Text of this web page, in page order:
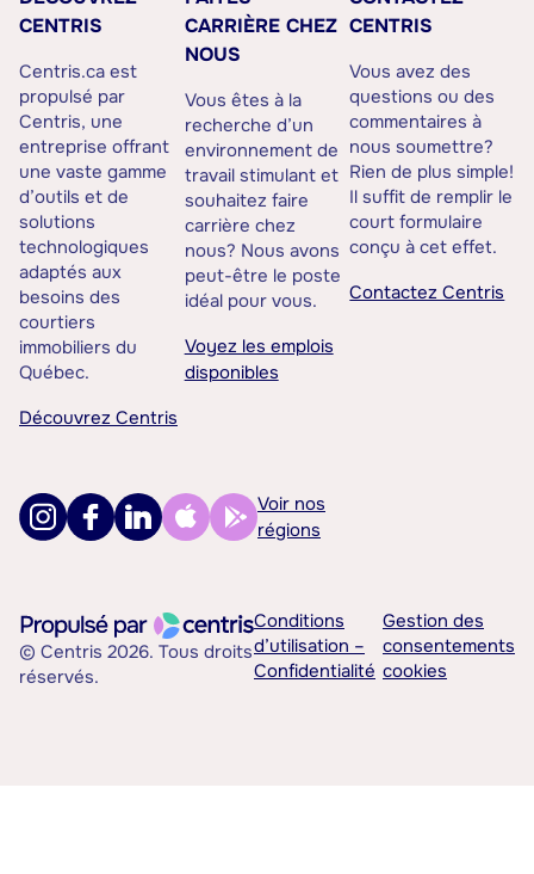
CENTRIS
Centris.ca est
propulsé par
Centris, une
entreprise offrant
une vaste gamme
d’outils et de
solutions
technologiques
adaptés aux
besoins des
courtiers
immobiliers du
Québec.
Découvrez Centris
CARRIÈRE CHEZ
NOUS
Vous êtes à la
recherche d’un
environnement de
travail stimulant et
souhaitez faire
carrière chez
nous? Nous avons
peut-être le poste
idéal pour vous.
Voyez les emplois
disponibles
CENTRIS
Vous avez des
questions ou des
commentaires à
nous soumettre?
Rien de plus simple!
Il suffit de remplir le
court formulaire
conçu à cet effet.
Contactez Centris
Voir nos
régions
© Centris 2026. Tous droits
réservés.
Conditions
d’utilisation –
Confidentialité
Gestion des
consentements
cookies